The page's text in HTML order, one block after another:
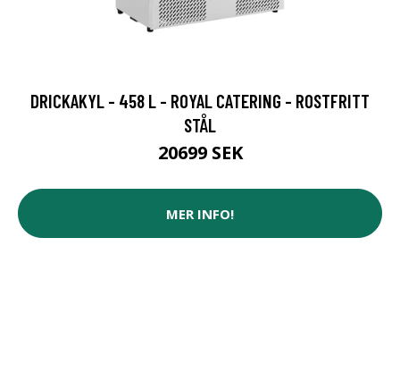
DRICKAKYL - 458 L - ROYAL CATERING - ROSTFRITT
STÅL
20699 SEK
MER INFO!